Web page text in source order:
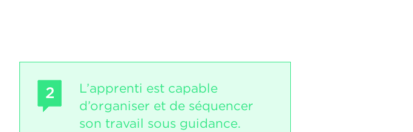
2
L’apprenti est capable
d’organiser et de séquencer
son travail sous guidance.